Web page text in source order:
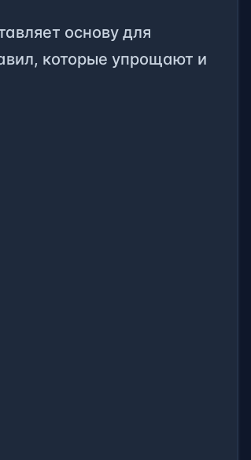
основу для
которые упрощают и